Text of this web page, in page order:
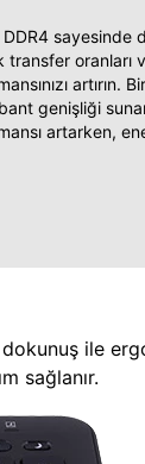
DDR4 sayesinde
transfer oranları
artırın.
genişliği
artarken,
ile
sağlanır.